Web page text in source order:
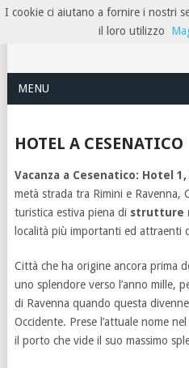
MENU
HOTEL A CESENATICO
Vacanza a Cesenatico: Hotel
metà strada tra Rimini e Ravenna,
turistica estiva piena di strutture
località più importanti ed attraenti
Città che ha origine ancora prima
uno splendore verso l’anno mille,
di Ravenna quando questa
Occidente. Prese l’attuale nome
il porto che vide il suo massimo
I cookie ci aiutano a fornire i nostri
il loro utilizzo